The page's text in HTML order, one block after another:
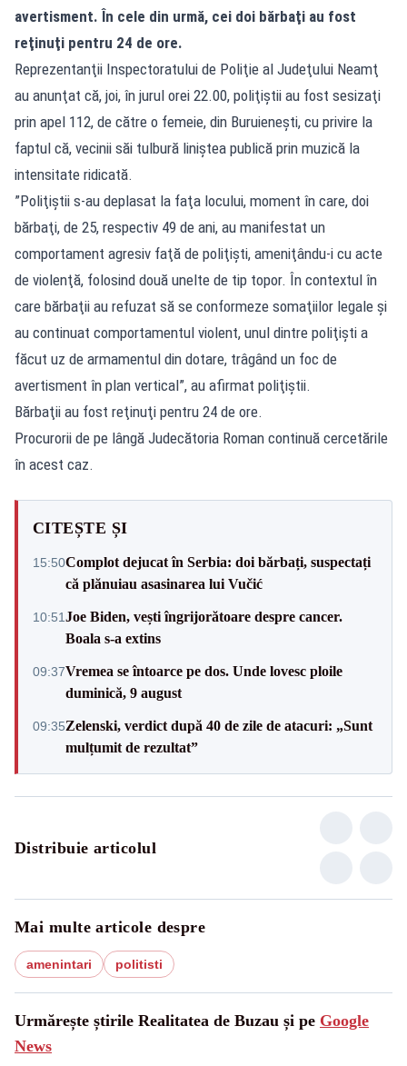
avertisment. În cele din urmă, cei doi bărbaţi au fost
reţinuţi pentru 24 de ore.
Reprezentanţii Inspectoratului de Poliţie al Judeţului Neamţ
au anunţat că, joi, în jurul orei 22.00, poliţiştii au fost sesizaţi
prin apel 112, de către o femeie, din Buruieneşti, cu privire la
faptul că, vecinii săi tulbură liniştea publică prin muzică la
intensitate ridicată.
”Poliţiştii s-au deplasat la faţa locului, moment în care, doi
bărbaţi, de 25, respectiv 49 de ani, au manifestat un
comportament agresiv faţă de poliţişti, ameniţându-i cu acte
de violenţă, folosind două unelte de tip topor. În contextul în
care bărbaţii au refuzat să se conformeze somaţiilor legale şi
au continuat comportamentul violent, unul dintre poliţişti a
făcut uz de armamentul din dotare, trâgând un foc de
avertisment în plan vertical”, au afirmat poliţiştii.
Bărbaţii au fost reţinuţi pentru 24 de ore.
Procurorii de pe lângă Judecătoria Roman continuă cercetările
în acest caz.
CITEȘTE ȘI
15:50Complot dejucat în Serbia: doi bărbați, suspectați
că plănuiau asasinarea lui Vučić
10:51Joe Biden, vești îngrijorătoare despre cancer.
Boala s-a extins
09:37Vremea se întoarce pe dos. Unde lovesc ploile
duminică, 9 august
09:35Zelenski, verdict după 40 de zile de atacuri: „Sunt
mulțumit de rezultat”
Distribuie articolul
Mai multe articole despre
amenintari politisti
Urmărește știrile Realitatea de Buzau și pe Google
News